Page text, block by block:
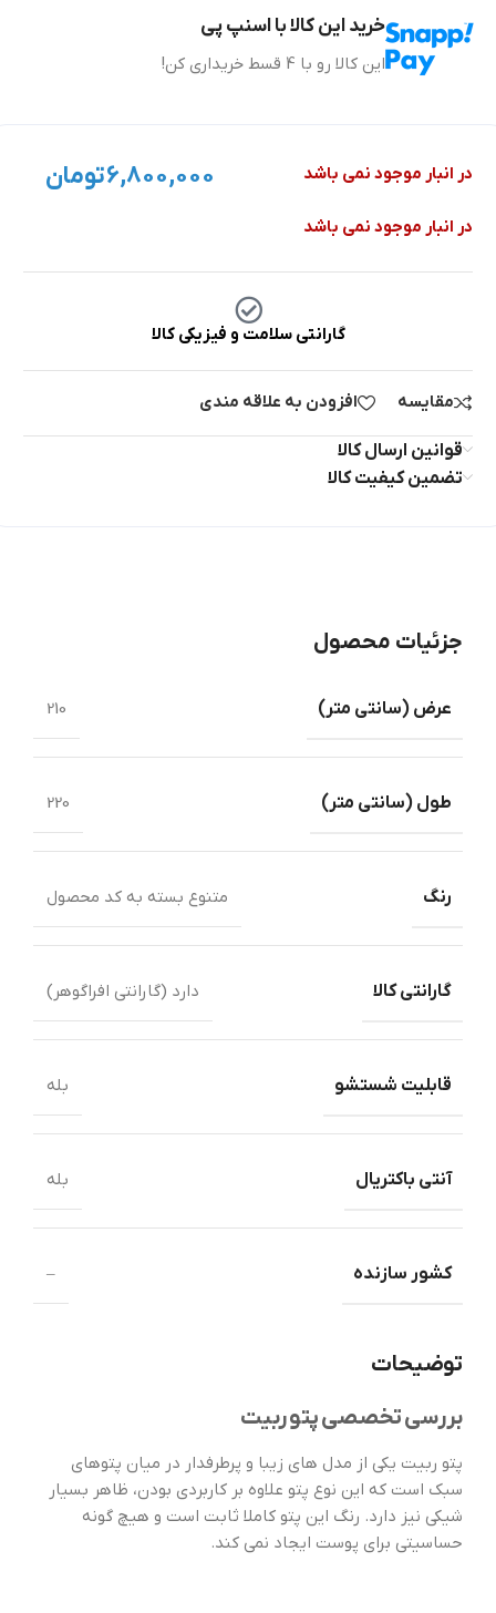
خرید این کالا با اسنپ پی
این کالا رو با 4 قسط خریداری کن!
۶,۸۰۰,۰۰۰تومان در انبار موجود نمی باشد
در انبار موجود نمی باشد
گارانتی سلامت و فیزیکی کالا
مقایسه افزودن به علاقه مندی
قوانین ارسال کالا
تضمین کیفیت کالا
جزئیات محصول
عرض ‏(‏سانتی متر‏) 210
طول ‏(‏سانتی متر‏)‏ 220
رنگ متنوع بسته به کد محصول
گارانتی کالا دارد (گارانتی افراگوهر)
قابلیت شستشو بله
آنتی باکتریال بله
کشور سازنده –
توضیحات
بررسی تخصصی پتو ربیت
پتو ربیت یکی از مدل‌ های زیبا و پرطرفدار در میان پتوهای
سبک است که این نوع پتو علاوه بر کاربردی بودن، ظاهر بسیار
شیکی نیز دارد. رنگ این پتو کاملا ثابت است و هیچ گونه
حساسیتی برای پوست ایجاد نمی کند.